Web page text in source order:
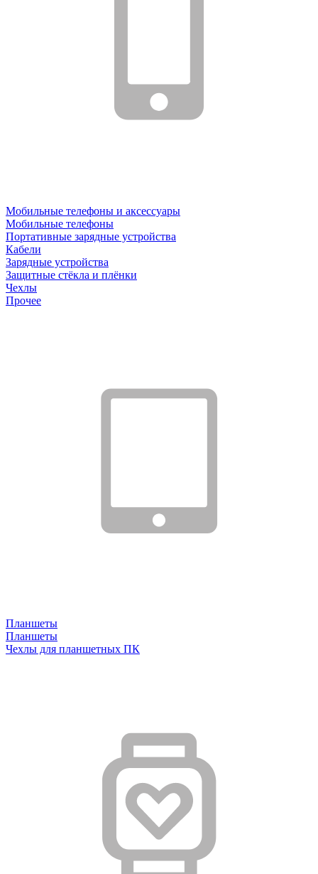
Мобильные телефоны и аксессуары
Мобильные телефоны
Портативные зарядные устройства
Кабели
Зарядные устройства
Защитные стёкла и плёнки
Чехлы
Прочее
Планшеты
Планшеты
Чехлы для планшетных ПК